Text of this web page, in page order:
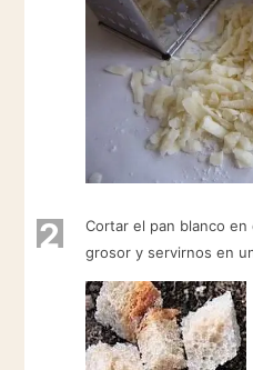
2
Cortar el pan blanco
grosor y servirnos en